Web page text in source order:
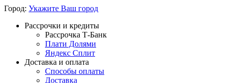
Город: Укажите Ваш город
Рассрочки и кредиты
Рассрочка Т-Банк
Плати Долями
Яндекс Сплит
Доставка и оплата
Способы оплаты
Доставка